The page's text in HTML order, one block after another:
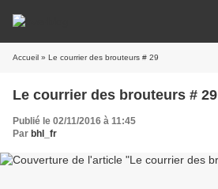
Accueil » Le courrier des brouteurs # 29
Le courrier des brouteurs # 29
Publié le 02/11/2016 à 11:45
Par bhl_fr